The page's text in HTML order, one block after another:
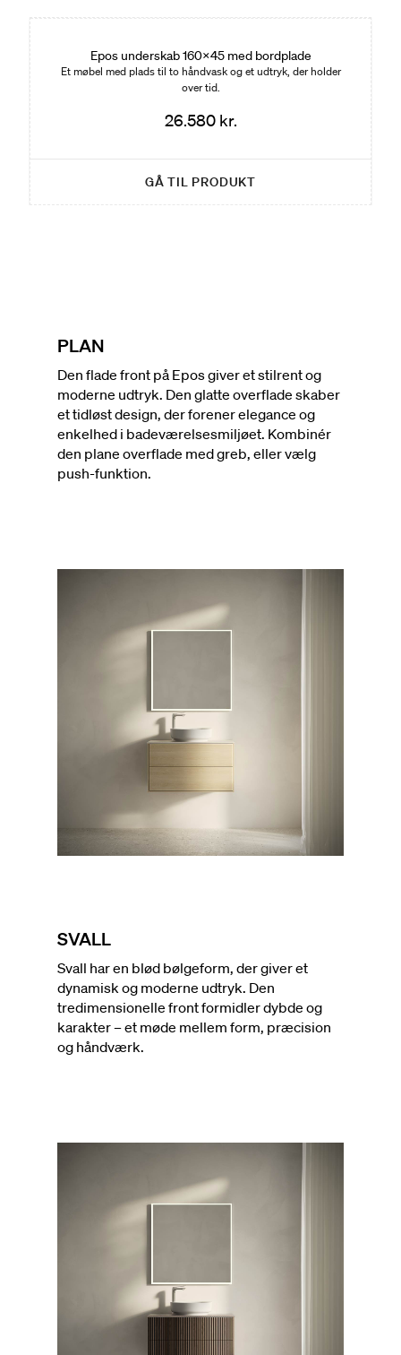
Epos underskab 160x45 med bordplade
Et møbel med plads til to håndvask og et udtryk, der holder
over tid.
26.580 kr.
GÅ TIL PRODUKT
PLAN
Den flade front på Epos giver et stilrent og
moderne udtryk. Den glatte overflade skaber
et tidløst design, der forener elegance og
enkelhed i badeværelsesmiljøet. Kombinér
den plane overflade med greb, eller vælg
push-funktion.
SVALL
Svall har en blød bølgeform, der giver et
dynamisk og moderne udtryk. Den
tredimensionelle front formidler dybde og
karakter – et møde mellem form, præcision
og håndværk.